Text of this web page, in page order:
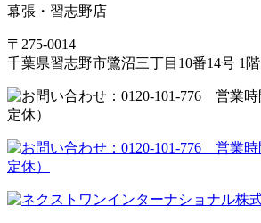
幕張・習志野店
〒275-0014
千葉県習志野市鷺沼三丁目10番14号 1階